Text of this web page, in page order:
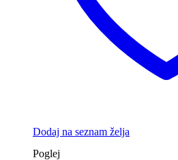
Dodaj na seznam želja
Poglej